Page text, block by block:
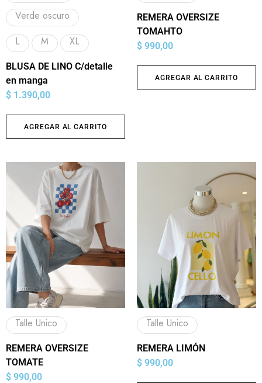
Verde oscuro
L
M XL
BLUSA DE LINO C/detalle
en manga
$ 1.390,00
AGREGAR AL CARRITO
REMERA OVERSIZE
TOMAHTO
$ 990,00
AGREGAR AL CARRITO
Talle Unico
REMERA OVERSIZE
TOMATE
$ 990,00
Talle Unico
REMERA LIMÓN
$ 990,00